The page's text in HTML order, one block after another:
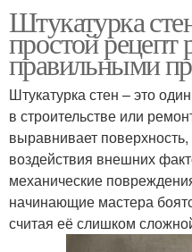
Штукатурка
простой рецепт
правильными
Штукатурка стен – это
в строительстве или
выравнивает
воздействия внешних
механические
начинающие мастера
считая её слишком